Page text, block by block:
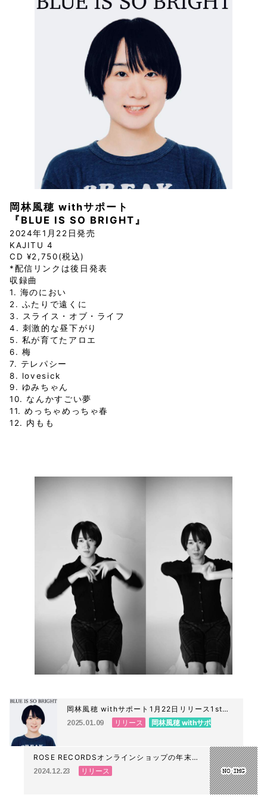
岡林風穂 withサポート
『BLUE IS SO BRIGHT』
2024年1月22日発売
KAJITU 4
CD ¥2,750(税込)
*配信リンクは後日発表
収録曲
1. 海のにおい
2. ふたりで遠くに
3. スライス・オブ・ライフ
4. 刺激的な昼下がり
5. 私が育てたアロエ
6. 梅
7. テレパシー
8. lovesick
9. ゆみちゃん
10. なんかすごい夢
11. めっちゃめっちゃ春
12. 内もも
岡林風穂 withサポート1月22日リリース1stア
ルバム『BLUE IS SO BRIGHT』予約受付開始
2025.01.09 リリース
岡林風穂 withサポ
ROSE RECORDSオンラインショップの年末年
始の営業について
2024.12.23 リリース